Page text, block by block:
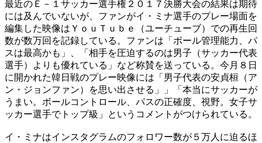
最近のＥ－１サッカー選手権２０１７決勝大会の結果は期待
には及んでいないが、ファンがイ・ミナ選手のプレー場面を
編集した映像はＹｏｕＴｕｂｅ（ユーチューブ）での再生回
数が数万回を記録している。ファンは「ボール管理能力、パ
スは最高かも」、「相手を圧迫するのは男子（サッカー代表
選手）よりも優れている」など称賛を送っている。今月８日
に開かれた韓日戦のプレー映像には「男子代表の安貞桓（ア
ン・ジョンファン）を思い出させる」」「本当にサッカーが
うまい。ボールコントロール、パスの正確度、視野。女子サ
ッカー選手でトップ級」というコメントがつけられている。
イ・ミナはインスタグラムのフォロワー数が５万人に迫るほ